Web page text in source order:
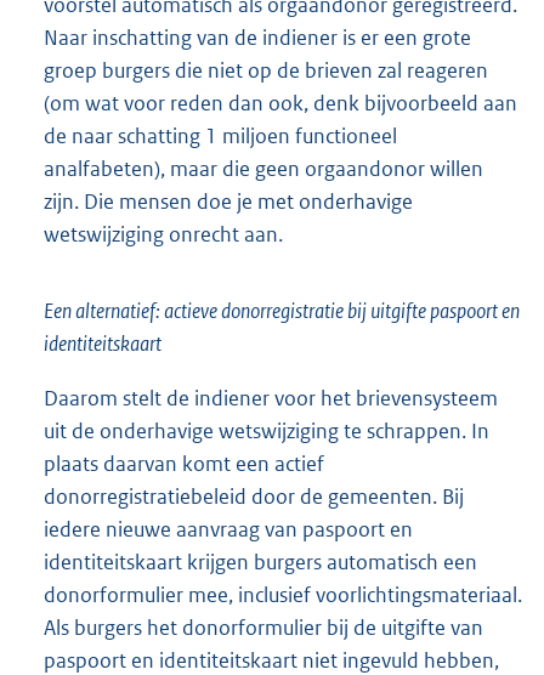
Naar inschatting van de indiener is er een grote
groep burgers die niet op de brieven zal reageren
(om wat voor reden dan ook, denk bijvoorbeeld aan
de naar schatting 1 miljoen functioneel
analfabeten), maar die geen orgaandonor willen
zijn. Die mensen doe je met onderhavige
wetswijziging onrecht aan.
Een alternatief: actieve donorregistratie bij uitgifte paspoort en
identiteitskaart
Daarom stelt de indiener voor het brievensysteem
uit de onderhavige wetswijziging te schrappen. In
plaats daarvan komt een actief
donorregistratiebeleid door de gemeenten. Bij
iedere nieuwe aanvraag van paspoort en
identiteitskaart krijgen burgers automatisch een
donorformulier mee, inclusief voorlichtingsmateriaal.
Als burgers het donorformulier bij de uitgifte van
paspoort en identiteitskaart niet ingevuld hebben,